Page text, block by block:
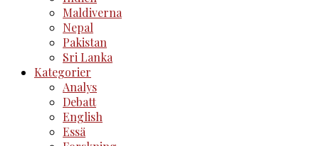
Maldiverna
Nepal
Pakistan
Sri Lanka
Kategorier
Analys
Debatt
English
Essä